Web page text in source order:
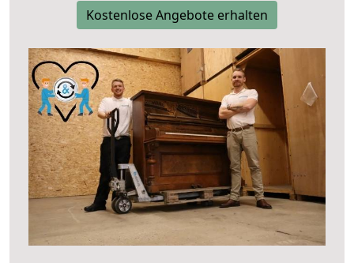
Kostenlose Angebote erhalten